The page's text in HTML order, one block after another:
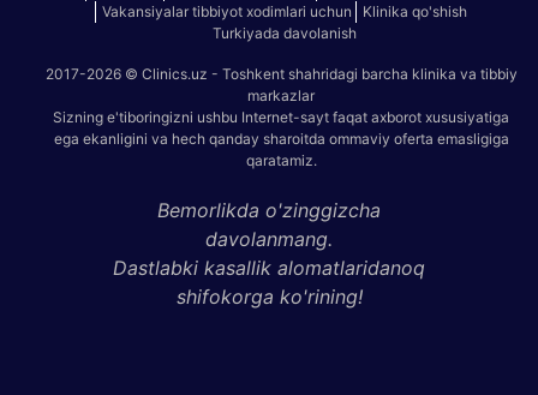
Vakansiyalar tibbiyot xodimlari uchun
Klinika qo'shish
Turkiyada davolanish
2017-2026 © Clinics.uz - Toshkent shahridagi barcha klinika va tibbiy
markazlar
Sizning e'tiboringizni ushbu Internet-sayt faqat axborot xususiyatiga
ega ekanligini va hech qanday sharoitda ommaviy oferta emasligiga
qaratamiz.
Bemorlikda o'zinggizcha
davolanmang.
Dastlabki kasallik alomatlaridanoq
shifokorga ko'rining!